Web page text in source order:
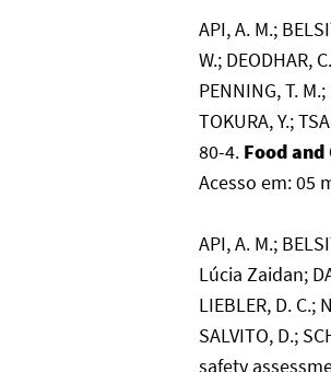
API, A. M.;
W.; DEODHAR,
PENNING, T.
TOKURA, Y.;
80-4. Food
Acesso em: 05
API, A. M.;
Lúcia Zaidan;
LIEBLER, D. C.;
SALVITO, D.;
safety